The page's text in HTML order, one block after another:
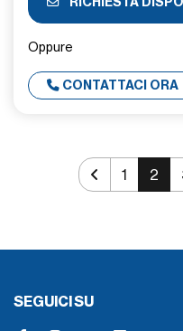
Oppure
CONTATTACI ORA
1 2
SEGUICI SU